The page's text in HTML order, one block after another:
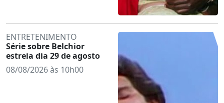
ENTRETENIMENTO
Série sobre Belchior
estreia dia 29 de agosto
08/08/2026 às 10h00